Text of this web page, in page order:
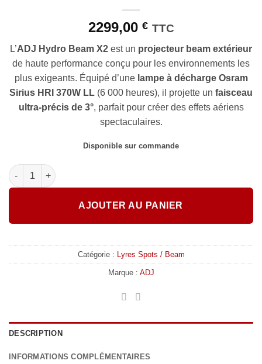
2299,00 € TTC
L’ADJ Hydro Beam X2 est un projecteur beam extérieur
de haute performance conçu pour les environnements les
plus exigeants. Équipé d’une lampe à décharge Osram
Sirius HRI 370W LL (6 000 heures), il projette un faisceau
ultra-précis de 3°, parfait pour créer des effets aériens
spectaculaires.
Disponible sur commande
quantité de ADJ - HYDRO BEAM X2
AJOUTER AU PANIER
Catégorie : Lyres Spots / Beam
Marque : ADJ
DESCRIPTION
INFORMATIONS COMPLÉMENTAIRES